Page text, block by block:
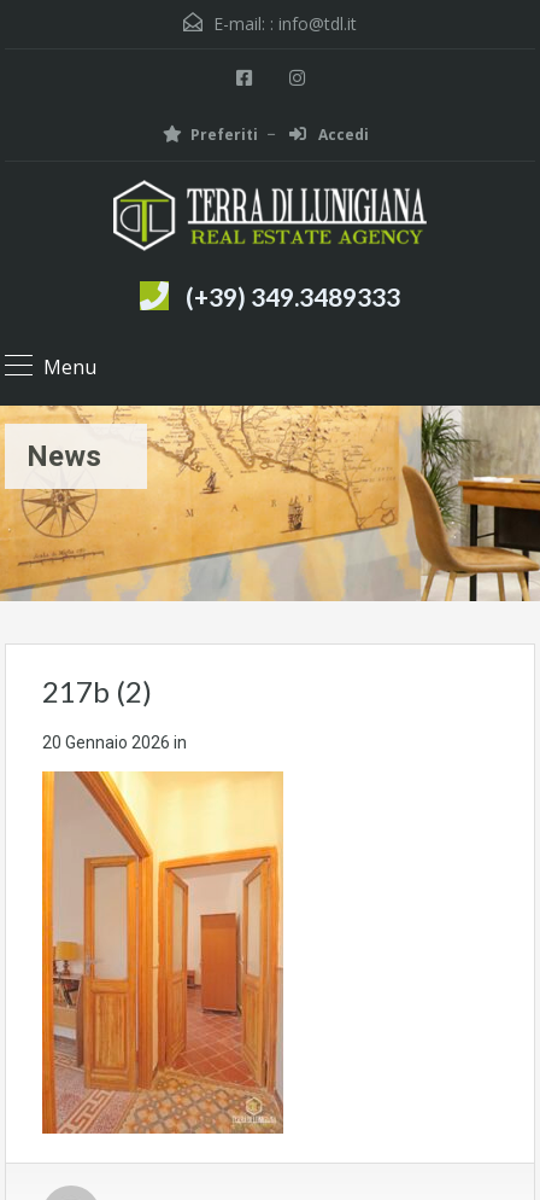
E-mail: : info@tdl.it
Preferiti Accedi
(+39) 349.3489333
Menu
News
217b (2)
20 Gennaio 2026 in